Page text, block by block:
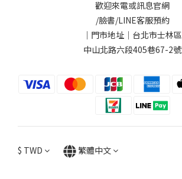
歡迎來電或訊息官網
/臉書/LINE客服預約
｜門市地址｜台北市士林區
中山北路六段405巷67-2號
$ TWD 繁體中文